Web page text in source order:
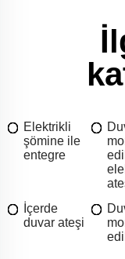
Elektrikli
şömine ile
entegre
İçerde
duvar ateşi